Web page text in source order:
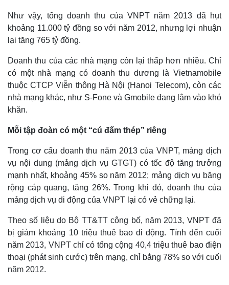
Như vậy, tổng doanh thu của VNPT năm 2013 đã hụt
khoảng 11.000 tỷ đồng so với năm 2012, nhưng lợi nhuận
lại tăng 765 tỷ đồng.
Doanh thu của các nhà mạng còn lại thấp hơn nhiều. Chỉ
có một nhà mạng có doanh thu dương là Vietnamobile
thuộc CTCP Viễn thông Hà Nội (Hanoi Telecom), còn các
nhà mạng khác, như S-Fone và Gmobile đang lâm vào khó
khăn.
Mỗi tập đoàn có một “cú đấm thép” riêng
Trong cơ cấu doanh thu năm 2013 của VNPT, mảng dịch
vụ nội dung (mảng dịch vụ GTGT) có tốc độ tăng trưởng
mạnh nhất, khoảng 45% so năm 2012; mảng dịch vụ băng
rộng cáp quang, tăng 26%. Trong khi đó, doanh thu của
mảng dịch vụ di động của VNPT lại có vẻ chững lại.
Theo số liệu do Bộ TT&TT công bố, năm 2013, VNPT đã
bị giảm khoảng 10 triệu thuê bao di động. Tính đến cuối
năm 2013, VNPT chỉ có tổng cộng 40,4 triệu thuê bao điện
thoại (phát sinh cước) trên mạng, chỉ bằng 78% so với cuối
năm 2012.